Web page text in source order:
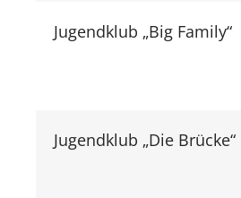
Jugendklub „Big Family“
Jugendklub „Die Brücke“